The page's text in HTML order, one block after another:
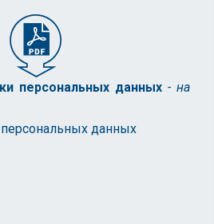
персональных данных - на
данных